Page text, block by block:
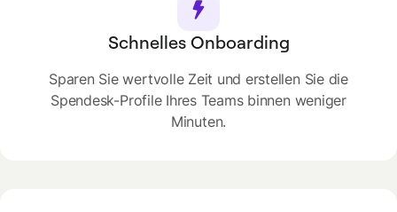
Schnelles Onboarding
Sparen Sie wertvolle Zeit und erstellen Sie die
Spendesk-Profile Ihres Teams binnen weniger
Minuten.